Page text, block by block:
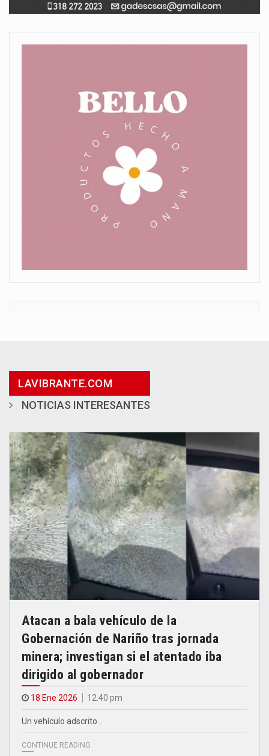
LAVIBRANTE.COM
NOTICIAS INTERESANTES
Atacan a bala vehículo de la
Gobernación de Nariño tras jornada
minera; investigan si el atentado iba
dirigido al gobernador
18 Ene 2026 12.40 pm
Un vehículo adscrito…
CONTINUE READING